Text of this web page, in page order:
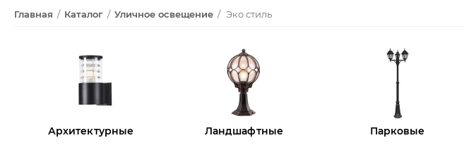
Главная / Каталог / Уличное освещение / Эко стиль
Архитектурные Ландшафтные Парковые